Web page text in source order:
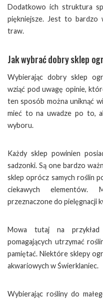
Dodatkowo ich struktura
piękniejsze. Jest to bardzo
traw.
Jak wybrać dobry sklep
Wybierając dobry sklep
wziąć pod uwagę opinie,
ten sposób można uniknąć
mieć to na uwadze po to,
wyboru.
Każdy sklep powinien
sadzonki. Są one bardzo
sklep oprócz samych roślin
ciekawych elementów.
przeznaczone do pielęgnacji
Mowa tutaj na
pomagających utrzymać
pamiętać. Niektóre sklepy
akwariowych w Świerklaniec.
Wybierając rośliny do